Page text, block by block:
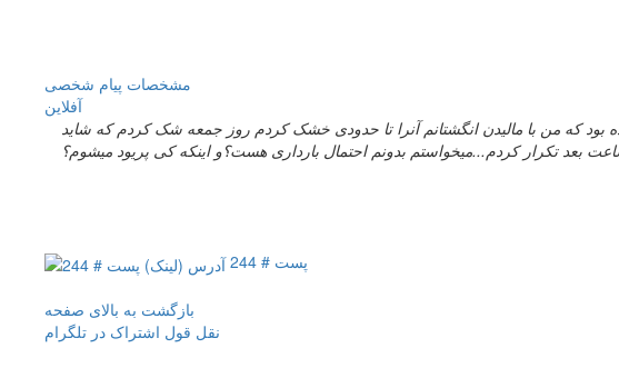
مشخصات پیام شخصی
آفلاين
که من با مالیدن انگشتانم آنرا تا حدودی خشک کردم روز جمعه شک کردم که شاید
پست # 244
بازگشت به بالای صفحه
نقل قول اشتراک در تلگرام